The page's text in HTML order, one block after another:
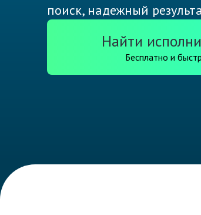
поиск, надежный
Найти
Бесплатно и